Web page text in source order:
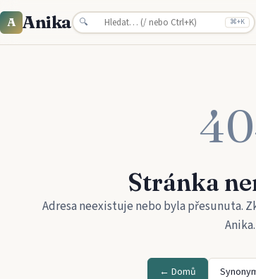
A Anika 🔍 ⌘+K
Stránka
Adresa neexistuje nebo byla přesunuta.
Anika.
← Domů